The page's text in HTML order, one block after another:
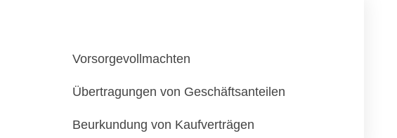
Vorsorgevollmachten
Übertragungen von Geschäftsanteilen
Beurkundung von Kaufverträgen